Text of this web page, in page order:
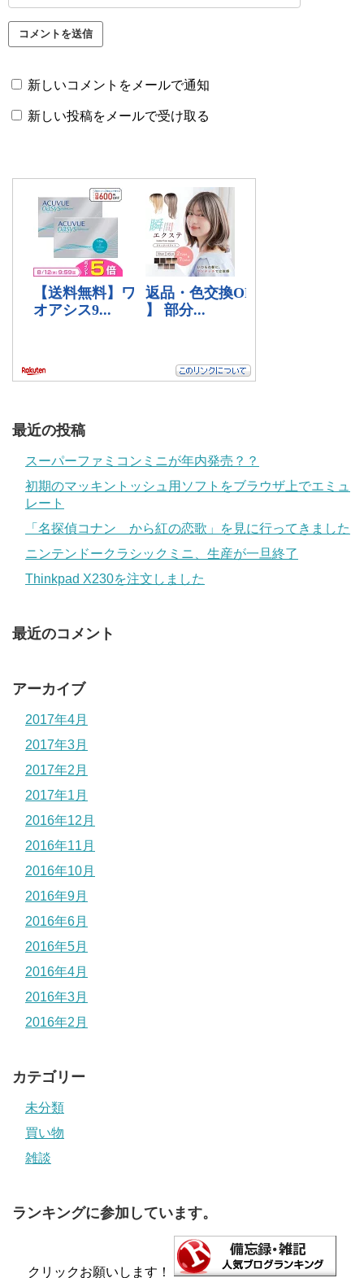
新しいコメントをメールで通知
新しい投稿をメールで受け取る
最近の投稿
スーパーファミコンミニが年内発売？？
初期のマッキントッシュ用ソフトをブラウザ上でエミュ
レート
「名探偵コナン から紅の恋歌」を見に行ってきました
ニンテンドークラシックミニ、生産が一旦終了
Thinkpad X230を注文しました
最近のコメント
アーカイブ
2017年4月
2017年3月
2017年2月
2017年1月
2016年12月
2016年11月
2016年10月
2016年9月
2016年6月
2016年5月
2016年4月
2016年3月
2016年2月
カテゴリー
未分類
買い物
雑談
ランキングに参加しています。
クリックお願いします！